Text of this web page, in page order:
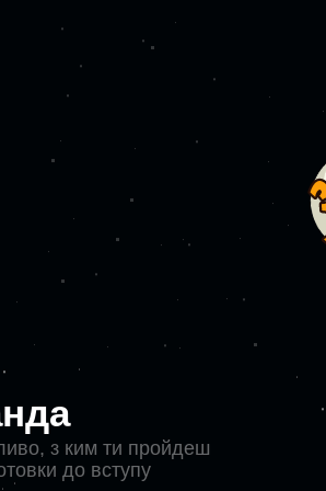
з ким ти пройдеш
до вступу